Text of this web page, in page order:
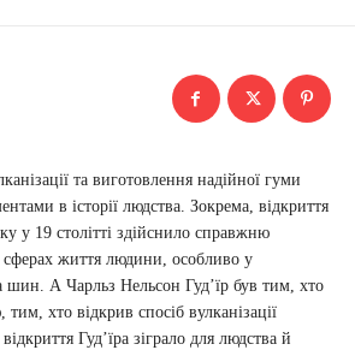
та виготовлення надійної гуми
в історії людства. Зокрема, відкриття
у 19 столітті здійснило справжню
сферах життя людини, особливо у
шин. А Чарльз Нельсон Гудʼїр був тим, хто
хто відкрив спосіб вулканізації
Гудʼїра зіграло для людства й